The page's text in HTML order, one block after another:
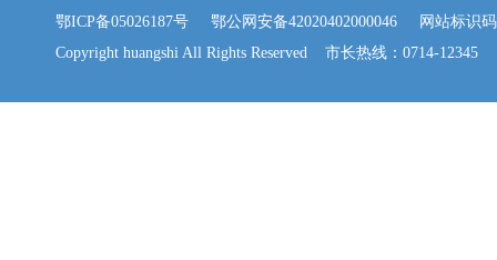
鄂ICP备05026187号
鄂公网安备42020402000046 网站标识码
Copyright huangshi All Rights Reserved 市长热线：0714-12345